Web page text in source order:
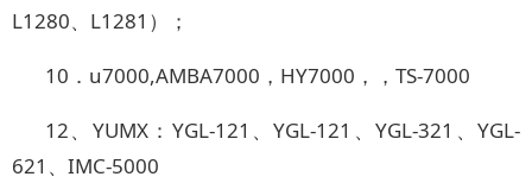
L1280、L1281）；
10．u7000,AMBA7000，HY7000，，TS-7000
12、YUMX：YGL-121、YGL-121、YGL-321、YGL-
621、IMC-5000